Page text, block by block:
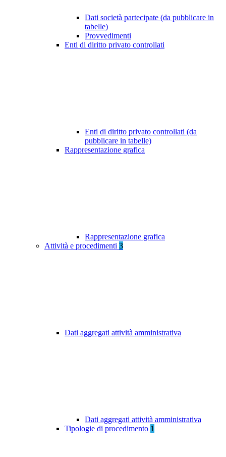
Dati società partecipate (da pubblicare in
tabelle)
Provvedimenti
Enti di diritto privato controllati
Enti di diritto privato controllati (da
pubblicare in tabelle)
Rappresentazione grafica
Rappresentazione grafica
Attività e procedimenti 3
Dati aggregati attività amministrativa
Dati aggregati attività amministrativa
Tipologie di procedimento 1